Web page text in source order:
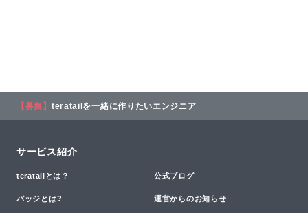
【募集】 teratailを一緒に作りたいエンジニア
サービス紹介
teratailとは？ 公式ブログ
バッジとは? 運営からのお知らせ